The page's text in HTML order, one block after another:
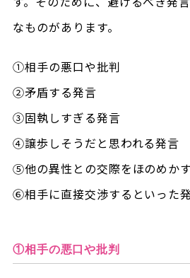
なものがあります。
①相手の悪口や批判
②矛盾する発言
③固執しすぎる発言
④譲歩しそうだと思われる発言
⑤他の異性との交際をほのめか
⑥相手に直接交渉するといった
①相手の悪口や批判